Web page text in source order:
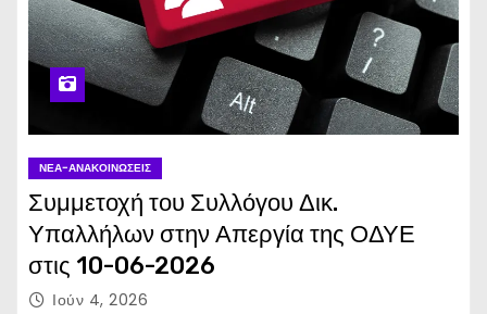
ΝΈΑ-ΑΝΑΚΟΙΝΏΣΕΙΣ
Συμμετοχή του Συλλόγου Δικ.
Υπαλλήλων στην Απεργία της ΟΔΥΕ
στις 10-06-2026
Ιούν 4, 2026